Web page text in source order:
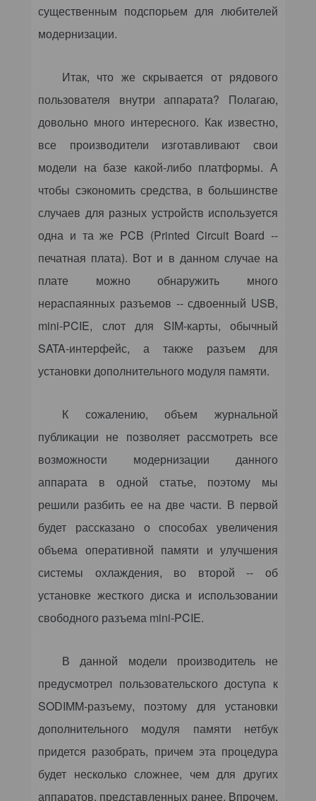
существенным подспорьем для любителей
модернизации.
Итак, что же скрывается от рядового
пользователя внутри аппарата? Полагаю,
довольно много интересного. Как известно,
все производители изготавливают свои
модели на базе какой-либо платформы. А
чтобы сэкономить средства, в большинстве
случаев для разных устройств используется
одна и та же PCB (Printed Circuit Board --
печатная плата). Вот и в данном случае на
плате можно обнаружить много
нераспаянных разъемов -- сдвоенный USB,
mini-PCIE, слот для SIM-карты, обычный
SATA-интерфейс, а также разъем для
установки дополнительного модуля памяти.
К сожалению, объем журнальной
публикации не позволяет рассмотреть все
возможности модернизации данного
аппарата в одной статье, поэтому мы
решили разбить ее на две части. В первой
будет рассказано о способах увеличения
объема оперативной памяти и улучшения
системы охлаждения, во второй -- об
установке жесткого диска и использовании
свободного разъема mini-PCIE.
В данной модели производитель не
предусмотрел пользовательского доступа к
SODIMM-разъему, поэтому для установки
дополнительного модуля памяти нетбук
придется разобрать, причем эта процедура
будет несколько сложнее, чем для других
аппаратов, представленных ранее. Впрочем,